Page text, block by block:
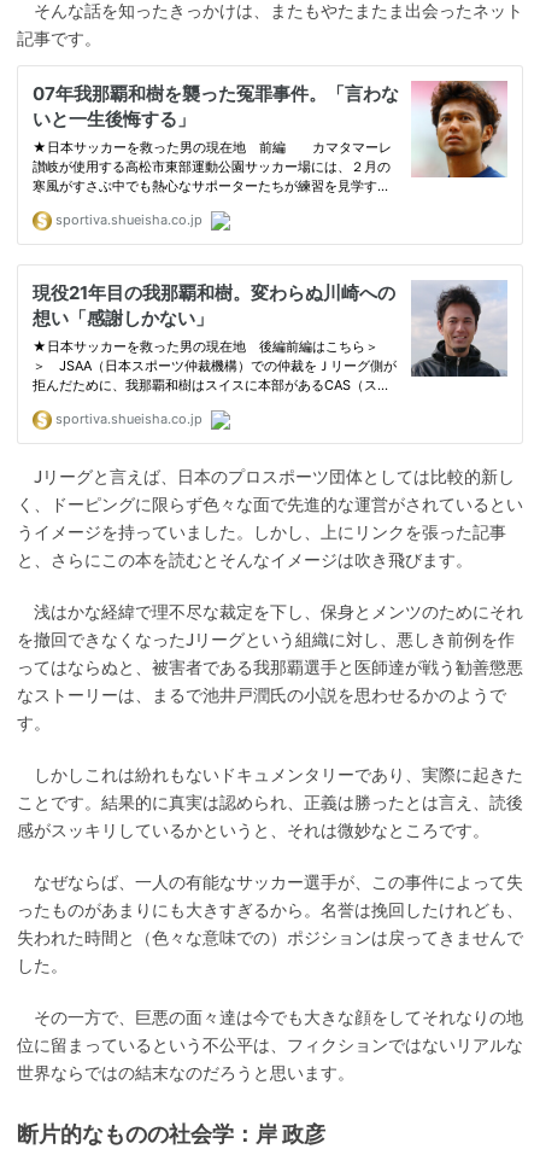
そんな話を知ったきっかけは、またもやたまたま出会ったネット
記事です。
Jリーグと言えば、日本のプロスポーツ団体としては比較的新し
く、ドーピングに限らず色々な面で先進的な運営がされているとい
うイメージを持っていました。しかし、上にリンクを張った記事
と、さらにこの本を読むとそんなイメージは吹き飛びます。
浅はかな経緯で理不尽な裁定を下し、保身とメンツのためにそれ
を撤回できなくなったJリーグという組織に対し、悪しき前例を作
ってはならぬと、被害者である我那覇選手と医師達が戦う勧善懲悪
なストーリーは、まるで池井戸潤氏の小説を思わせるかのようで
す。
しかしこれは紛れもないドキュメンタリーであり、実際に起きた
ことです。結果的に真実は認められ、正義は勝ったとは言え、読後
感がスッキリしているかというと、それは微妙なところです。
なぜならば、一人の有能なサッカー選手が、この事件によって失
ったものがあまりにも大きすぎるから。名誉は挽回したけれども、
失われた時間と（色々な意味での）ポジションは戻ってきませんで
した。
その一方で、巨悪の面々達は今でも大きな顔をしてそれなりの地
位に留まっているという不公平は、フィクションではないリアルな
世界ならではの結末なのだろうと思います。
断片的なものの社会学：岸 政彦